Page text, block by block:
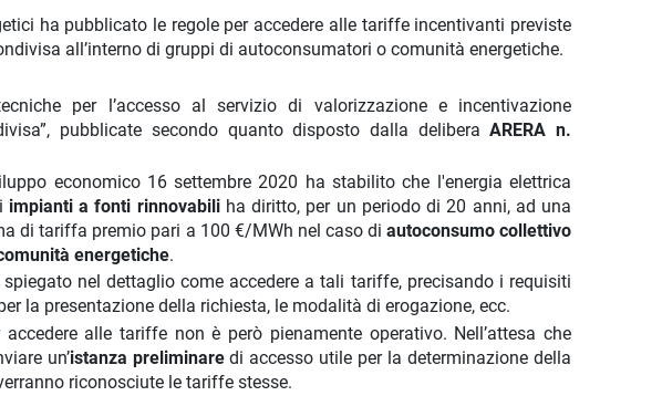
ha pubblicato le regole per accedere alle tariffe incentivanti previste
all’interno di gruppi di autoconsumatori o comunità energetiche.
per l’accesso al servizio di valorizzazione e incentivazione
pubblicate secondo quanto disposto dalla delibera ARERA n.
economico 16 settembre 2020 ha stabilito che l'energia elettrica
impianti a fonti rinnovabiliha diritto, per un periodo di 20 anni, ad una
di tariffa premio pari a 100 €/MWh nel caso di autoconsumo collettivo
energetiche.
spiegato nel dettaglio come accedere a tali tariffe, precisando i requisiti
la presentazione della richiesta, le modalità di erogazione, ecc.
alle tariffe non è però pienamente operativo. Nell’attesa che
un’istanza preliminaredi accesso utile per la determinazione della
riconosciute le tariffe stesse.